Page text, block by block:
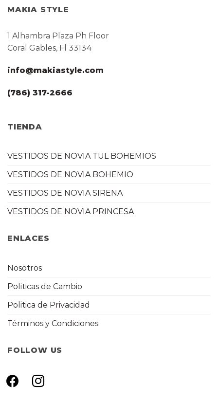
MAKIA STYLE
1 Alhambra Plaza Ph Floor
Coral Gables, Fl 33134
info@makiastyle.com
(786) 317-2666
TIENDA
VESTIDOS DE NOVIA TUL BOHEMIOS
VESTIDOS DE NOVIA BOHEMIO
VESTIDOS DE NOVIA SIRENA
VESTIDOS DE NOVIA PRINCESA
ENLACES
Nosotros
Politicas de Cambio
Politica de Privacidad
Términos y Condiciones
FOLLOW US
facebookinstagram